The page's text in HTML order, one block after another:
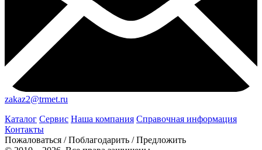
zakaz2@trmet.ru
Каталог Сервис Наша компания Справочная информация
Контакты
Пожаловаться / Поблагодарить / Предложить